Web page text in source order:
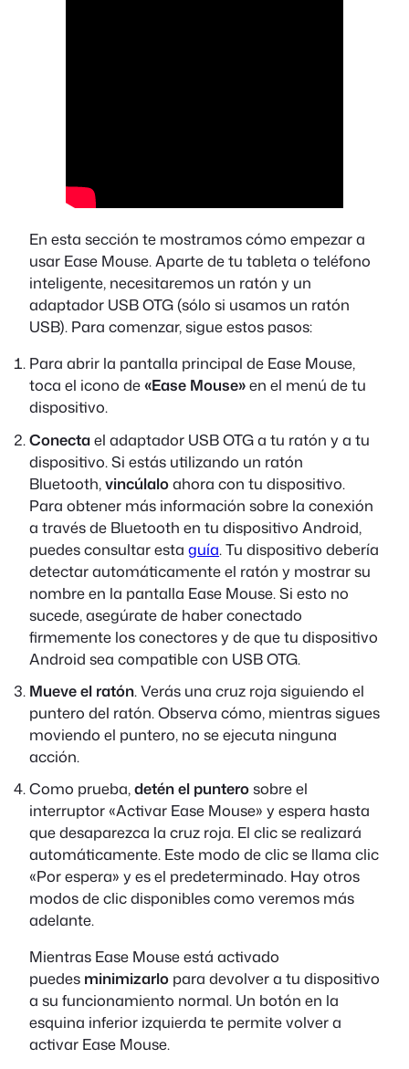
En esta sección te mostramos cómo empezar a
usar Ease Mouse. Aparte de tu tableta o teléfono
inteligente, necesitaremos un ratón y un
adaptador USB OTG (sólo si usamos un ratón
USB). Para comenzar, sigue estos pasos:
Para abrir la pantalla principal de Ease Mouse,
toca el icono de«Ease Mouse»en el menú de tu
dispositivo.
Conectael adaptador USB OTG a tu ratón y a tu
dispositivo. Si estás utilizando un ratón
Bluetooth,vincúlaloahora con tu dispositivo.
Para obtener más información sobre la conexión
a través de Bluetooth en tu dispositivo Android,
puedes consultar esta guía. Tu dispositivo debería
detectar automáticamente el ratón y mostrar su
nombre en la pantalla Ease Mouse. Si esto no
sucede, asegúrate de haber conectado
firmemente los conectores y de que tu dispositivo
Android sea compatible con USB OTG.
Mueve el ratón. Verás una cruz roja siguiendo el
puntero del ratón. Observa cómo, mientras sigues
moviendo el puntero, no se ejecuta ninguna
acción.
Como prueba,detén el punterosobre el
interruptor «Activar Ease Mouse» y espera hasta
que desaparezca la cruz roja. El clic se realizará
automáticamente. Este modo de clic se llama clic
«Por espera» y es el predeterminado. Hay otros
modos de clic disponibles como veremos más
adelante.
Mientras Ease Mouse está activado
puedes minimizarlo para devolver a tu dispositivo
a su funcionamiento normal. Un botón en la
esquina inferior izquierda te permite volver a
activar Ease Mouse.